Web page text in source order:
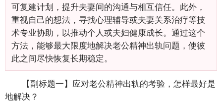
可复建计划，提升夫妻间的沟通与相互信任。此外，
重视自己的想法，寻找心理辅导或夫妻关系治疗等技
术专业协助，以推动个人或夫妇健康成长。通过这个
方法，能够最大限度地解决老公精神出轨问题，使彼
此之间尽快恢复长期稳定。
【副标题一】应对老公精神出轨的考验，怎样最好是
地解决？